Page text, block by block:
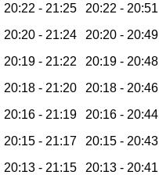
20:22 - 21:25 20:22 - 20:51
20:20 - 21:24 20:20 - 20:49
20:19 - 21:22 20:19 - 20:48
20:18 - 21:20 20:18 - 20:46
20:16 - 21:19 20:16 - 20:44
20:15 - 21:17 20:15 - 20:43
20:13 - 21:15 20:13 - 20:41